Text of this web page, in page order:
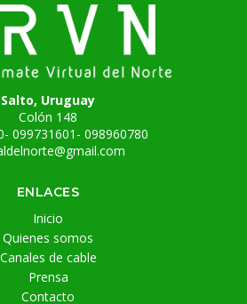
Salto, Uruguay
Colón 148
099731601- 098960780
ENLACES
Inicio
Quienes somos
Canales de cable
Prensa
Contacto